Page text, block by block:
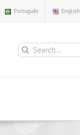
Português English
Search
for: